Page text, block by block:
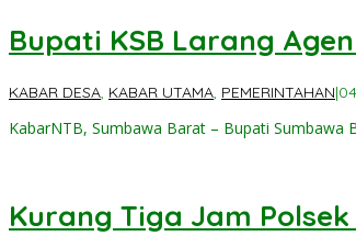
Bupati KSB Larang
KABAR DESA, KABAR UTAMA, PEMERINTAHAN|
KabarNTB, Sumbawa Barat – Bupati Sumbawa
Kurang Tiga Jam